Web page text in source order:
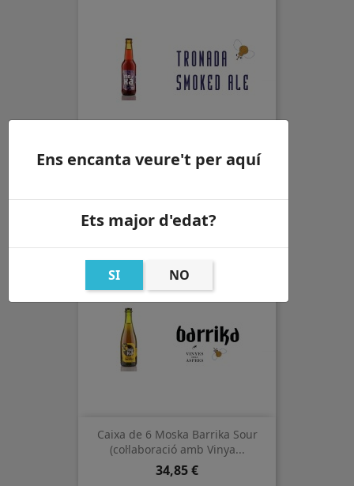
Caixa 12 Tronada Smoked Ale
Caixa de 6 Moska Barrika Sour
(col·laboració amb Vinya...
Preu
34,85 €
Ens encanta veure't per aquí
Ets major d'edat?
SI NO